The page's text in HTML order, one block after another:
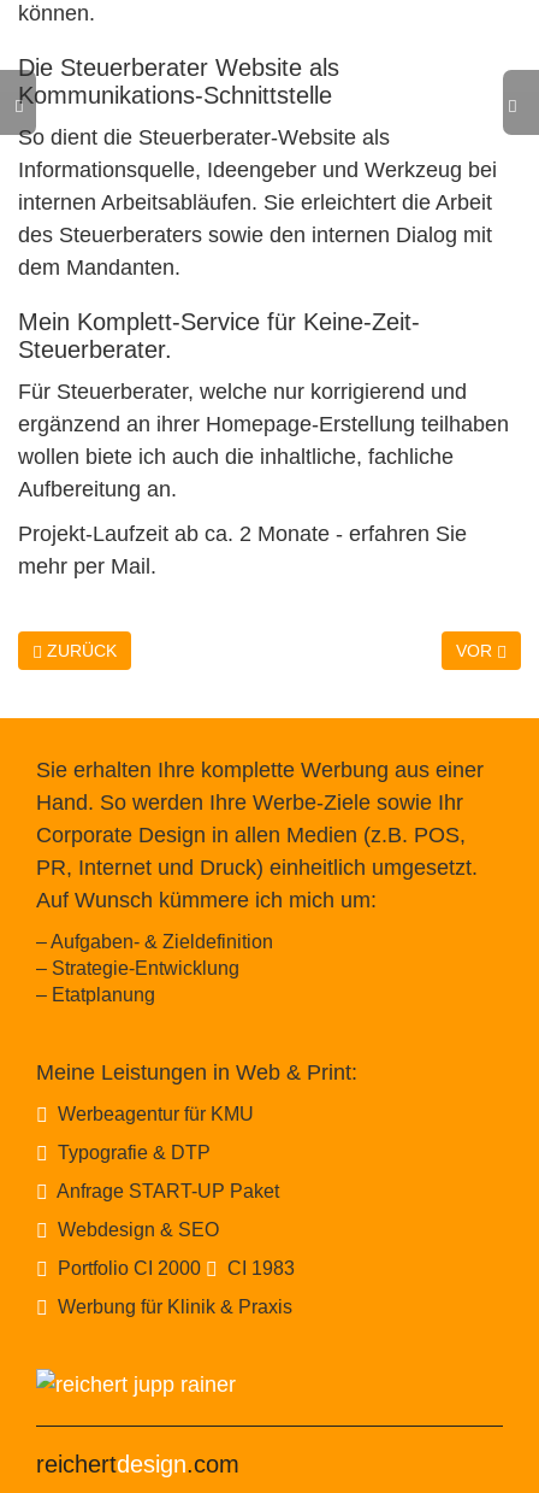
können.
Die Steuerberater Website als
Kommunikations-Schnittstelle
So dient die Steuerberater-Website als
Informationsquelle, Ideengeber und Werkzeug bei
internen Arbeitsabläufen. Sie erleichtert die Arbeit
des Steuerberaters sowie den internen Dialog mit
dem Mandanten.
Mein Komplett-Service für Keine-Zeit-
Steuerberater.
Für Steuerberater, welche nur korrigierend und
ergänzend an ihrer Homepage-Erstellung teilhaben
wollen biete ich auch die inhaltliche, fachliche
Aufbereitung an.
Projekt-Laufzeit ab ca. 2 Monate - erfahren Sie
mehr per Mail.
ZURÜCK VOR
Sie erhalten Ihre komplette Werbung aus einer
Hand. So werden Ihre Werbe-Ziele sowie Ihr
Corporate Design in allen Medien (z.B. POS,
PR, Internet und Druck) einheitlich umgesetzt.
Auf Wunsch kümmere ich mich um:
– Aufgaben- & Zieldefinition
– Strategie-Entwicklung
– Etatplanung
Meine Leistungen in Web & Print:
Werbeagentur für KMU
Typografie & DTP
Anfrage START-UP Paket
Webdesign & SEO
Portfolio CI 2000
CI 1983
Werbung für Klinik & Praxis
reichertdesign.com